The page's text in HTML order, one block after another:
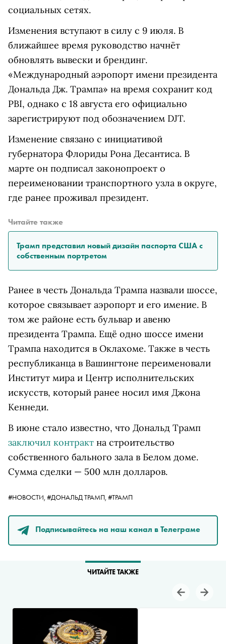
социальных сетях.
Изменения вступают в силу с 9 июля. В
ближайшее время руководство начнёт
обновлять вывески и брендинг.
«Международный аэропорт имени президента
Дональда Дж. Трампа» на время сохранит код
PBI, однако с 18 августа его официально
зарегистрируют под обозначением DJT.
Изменение связано с инициативой
губернатора Флориды Рона Десантиса. В
марте он подписал законопроект о
переименовании транспортного узла в округе,
где ранее проживал президент.
Читайте также
Трамп представил новый дизайн паспорта США с
собственным портретом
Ранее в честь Дональда Трампа назвали шоссе,
которое связывает аэропорт и его имение. В
том же районе есть бульвар и авеню
президента Трампа. Ещё одно шоссе имени
Трампа находится в Оклахоме. Также в честь
республиканца в Вашингтоне переименовали
Институт мира и Центр исполнительских
искусств, который ранее носил имя Джона
Кеннеди.
В июне стало известно, что Дональд Трамп
заключил контракт на строительство
собственного бального зала в Белом доме.
Сумма сделки — 500 млн долларов.
#НОВОСТИ, #ДОНАЛЬД ТРАМП, #ТРАМП
Подписывайтесь на наш канал в Телеграме
ЧИТАЙТЕ ТАКЖЕ